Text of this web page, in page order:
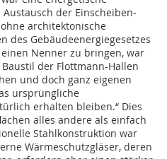
der Einscheiben-
architektonische
des Gebäudeenergiegesetzes
Nenner zu bringen, war
der Flottmann-Hallen
und doch ganz eigenen
ursprüngliche
erhalten bleiben.“ Dies
alles andere als einfach
Stahlkonstruktion war
Wärmeschutzgläser, deren